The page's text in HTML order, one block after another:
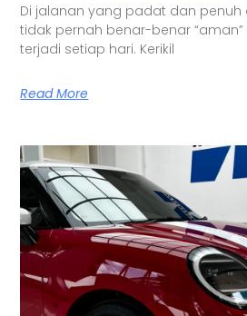
Di jalanan yang padat dan penuh
tidak pernah benar-benar
terjadi setiap hari. Kerikil
Read More